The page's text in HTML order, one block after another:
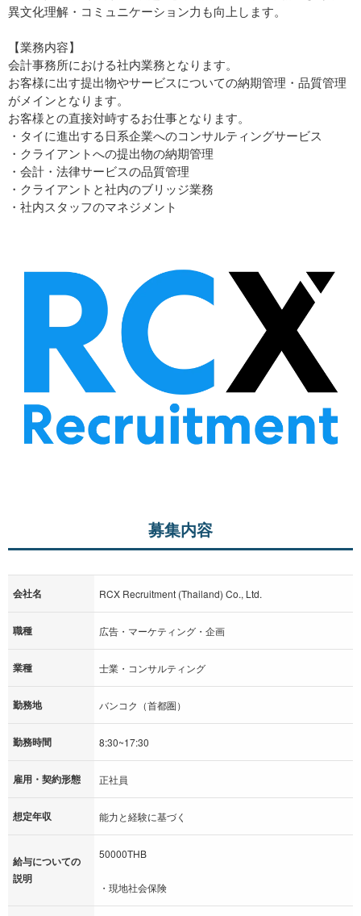
異文化理解・コミュニケーション力も向上します。
【業務内容】
会計事務所における社内業務となります。
お客様に出す提出物やサービスについての納期管理・品質管理
がメインとなります。
お客様との直接対峙するお仕事となります。
・タイに進出する日系企業へのコンサルティングサービス
・クライアントへの提出物の納期管理
・会計・法律サービスの品質管理
・クライアントと社内のブリッジ業務
・社内スタッフのマネジメント
募集内容
会社名 RCX Recruitment (Thailand) Co., Ltd.
職種 広告・マーケティング・企画
業種 士業・コンサルティング
勤務地 バンコク（首都圏）
勤務時間 8:30~17:30
雇用・契約形態 正社員
想定年収 能力と経験に基づく
給与についての
説明
50000THB
・現地社会保険